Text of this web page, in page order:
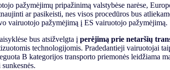
pažymėjimų pripažinimą valstybėse narėse,
ar pasikeisti, nes visos procedūros bus
vairuotojo pažymėjimą į ES vairuotojo pažymėjimą.
bus atsižvelgta į perėjimą prie netaršių
technologijomis. Pradedantieji vairuotojai
B kategorijos transporto priemonės leidžiama